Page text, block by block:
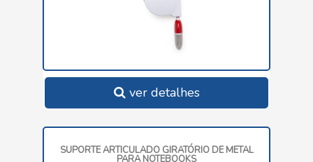
ver detalhes
SUPORTE ARTICULADO GIRATÓRIO DE METAL
PARA NOTEBOOKS